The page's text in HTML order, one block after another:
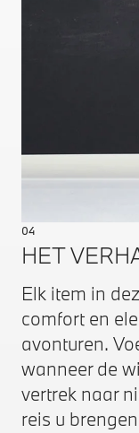
04
HET
Elk item in
comfort en
avonturen.
wanneer de
vertrek naar
reis u